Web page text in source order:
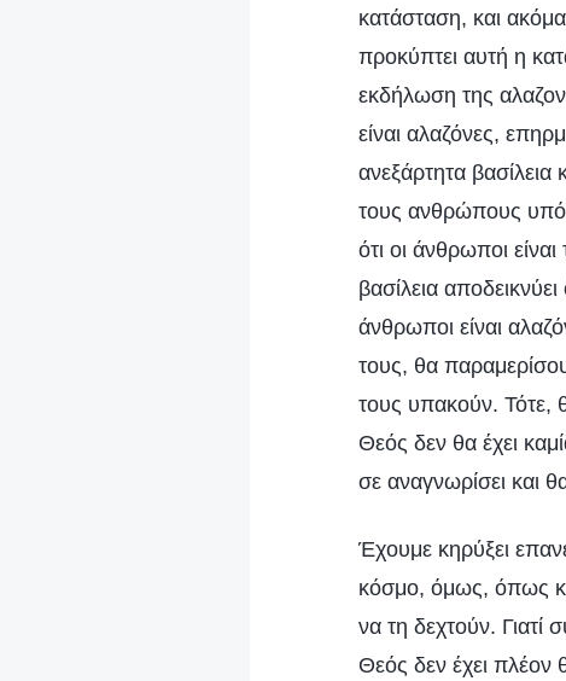
κατάσταση, και
προκύπτει αυτή η
εκδήλωση της
είναι αλαζόνες,
ανεξάρτητα βασίλεια
τους ανθρώπους υπό
ότι οι άνθρωποι
βασίλεια
άνθρωποι είναι
τους, θα
τους υπακούν. Τότε,
Θεός δεν θα έχει
σε αναγνωρίσει και
Έχουμε κηρύξει
κόσμο, όμως, όπως κι
να τη δεχτούν. Γιατί
Θεός δεν έχει